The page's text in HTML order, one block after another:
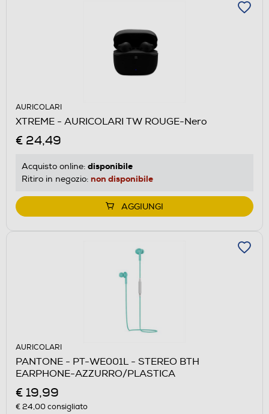
AURICOLARI
XTREME - AURICOLARI TW ROUGE-Nero
€ 24,49
Acquisto online: disponibile
Ritiro in negozio: non disponibile
AGGIUNGI
AURICOLARI
PANTONE - PT-WE001L - STEREO BTH
EARPHONE-AZZURRO/PLASTICA
€ 19,99
€ 24,00consigliato